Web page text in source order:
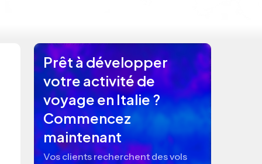
Prêt à développer
votre activité de
voyage en Italie ?
Commencez
maintenant
Vos clients recherchent des vols